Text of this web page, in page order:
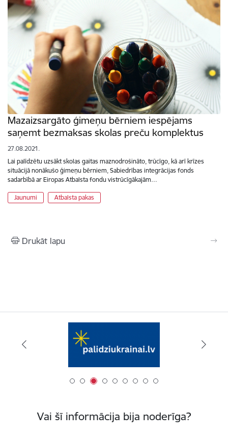
Mazaizsargāto ģimeņu bērniem iespējams
saņemt bezmaksas skolas preču komplektus
27.08.2021.
Lai palīdzētu uzsākt skolas gaitas maznodrošināto, trūcīgo, kā arī krīzes
situācijā nonākušo ģimeņu bērniem, Sabiedrības integrācijas fonds
sadarbībā ar Eiropas Atbalsta fondu vistrūcīgākajām…
Jaunumi Atbalsta pakas
Drukāt lapu
Vai šī informācija bija noderīga?